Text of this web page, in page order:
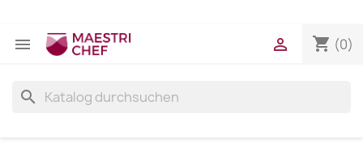
 shopping_cart (0)

search